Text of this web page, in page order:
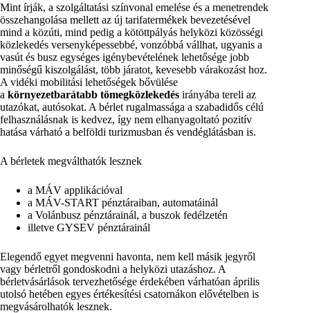
Mint írják, a szolgáltatási színvonal emelése és a menetrendek
összehangolása mellett az új tarifatermékek bevezetésével
mind a közúti, mind pedig a kötöttpályás helyközi közösségi
közlekedés versenyképessebbé, vonzóbbá vállhat, ugyanis a
vasút és busz egységes igénybevételének lehetősége jobb
minőségű kiszolgálást, több járatot, kevesebb várakozást hoz.
A vidéki mobilitási lehetőségek bővülése
a környezetbarátabb tömegközlekedés irányába tereli az
utazókat, autósokat. A bérlet rugalmassága a szabadidős célú
felhasználásnak is kedvez, így nem elhanyagoltató pozitív
hatása várható a belföldi turizmusban és vendéglátásban is.
A bérletek megválthatók lesznek
a MÁV applikációval
a MÁV-START pénztáraiban, automatáinál
a Volánbusz pénztárainál, a buszok fedélzetén
illetve GYSEV pénztárainál
Elegendő egyet megvenni havonta, nem kell másik jegyről
vagy bérletről gondoskodni a helyközi utazáshoz. A
bérletvásárlások tervezhetősége érdekében várhatóan április
utolsó hetében egyes értékesítési csatornákon elővételben is
megvásárolhatók lesznek.